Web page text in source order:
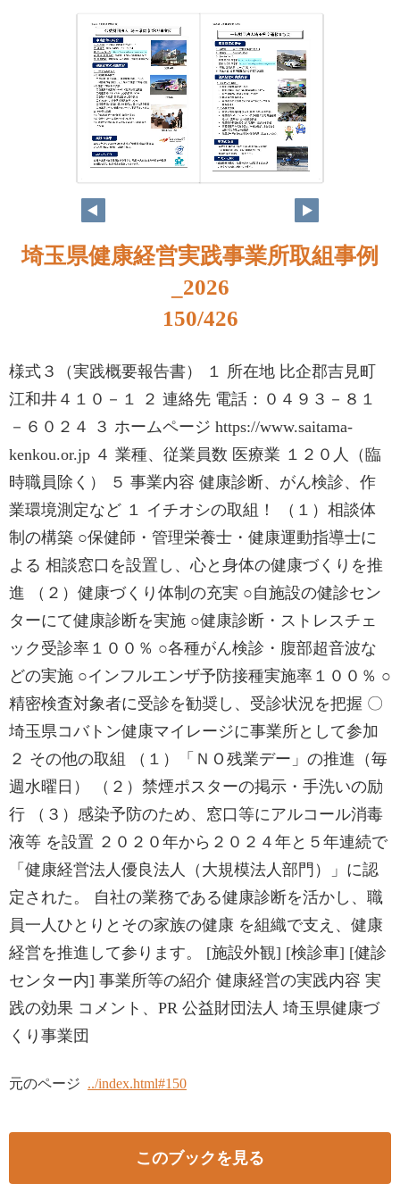
埼玉県健康経営実践事業所取組事例
_2026
150/426
様式３（実践概要報告書） １ 所在地 比企郡吉見町
江和井４１０－１ ２ 連絡先 電話：０４９３－８１
－６０２４ ３ ホームページ https://www.saitama-
kenkou.or.jp ４ 業種、従業員数 医療業 １２０人（臨
時職員除く） ５ 事業内容 健康診断、がん検診、作
業環境測定など １ イチオシの取組！ （１）相談体
制の構築 ○保健師・管理栄養士・健康運動指導士に
よる 相談窓口を設置し、心と身体の健康づくりを推
進 （２）健康づくり体制の充実 ○自施設の健診セン
ターにて健康診断を実施 ○健康診断・ストレスチェ
ック受診率１００％ ○各種がん検診・腹部超音波な
どの実施 ○インフルエンザ予防接種実施率１００％ ○
精密検査対象者に受診を勧奨し、受診状況を把握 〇
埼玉県コバトン健康マイレージに事業所として参加
２ その他の取組 （１）「ＮＯ残業デー」の推進（毎
週水曜日） （２）禁煙ポスターの掲示・手洗いの励
行 （３）感染予防のため、窓口等にアルコール消毒
液等 を設置 ２０２０年から２０２４年と５年連続で
「健康経営法人優良法人（大規模法人部門）」に認
定された。 自社の業務である健康診断を活かし、職
員一人ひとりとその家族の健康 を組織で支え、健康
経営を推進して参ります。 [施設外観] [検診車] [健診
センター内] 事業所等の紹介 健康経営の実践内容 実
践の効果 コメント、PR 公益財団法人 埼玉県健康づ
くり事業団
元のページ ../index.html#150
このブックを見る